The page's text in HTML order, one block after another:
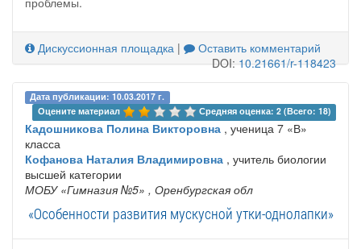
Дискуссионная площадка |
Оставить комментарий
DOI:10.21661/r-118423
Дата публикации: 10.03.2017 г.
Оцените материал
Средняя оценка: 2 (Всего: 18)
Кадошникова Полина Викторовна , ученица 7 «В»
класса
Кофанова Наталия Владимировна , учитель биологии
высшей категории
МОБУ «Гимназия №5» , Оренбургская обл
«Особенности развития мускусной утки-однолапки»